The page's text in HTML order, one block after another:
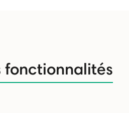
fonctionnalités